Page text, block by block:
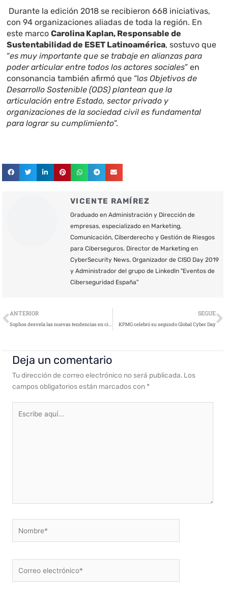
Durante la edición 2018 se recibieron 668 iniciativas,
con 94 organizaciones aliadas de toda la región. En
este marcoCarolina Kaplan, Responsable de
Sustentabilidad de ESET Latinoamérica, sostuvo que
“es muy importante que se trabaje en alianzas para
poder articular entre todos los actores sociales” en
consonancia también afirmó que “los Objetivos de
Desarrollo Sostenible (ODS) plantean que la
articulación entre Estado, sector privado y
organizaciones de la sociedad civil es fundamental
para lograr su cumplimiento”.
VICENTE RAMÍREZ
Graduado en Administración y Dirección de
empresas, especializado en Marketing,
Comunicación, Ciberderecho y Gestión de Riesgos
para Ciberseguros. Director de Marketing en
CyberSecurity News, Organizador de CISO Day 2019
y Administrador del grupo de LinkedIn "Eventos de
Ciberseguridad España"
Ant
ANTERIOR
Sophos desvela las nuevas tendencias en ciberseguridad para 2019
SEGUE
KPMG celebró su segundo Global Cyber Day
Deja un comentario
Tu dirección de correo electrónico no será publicada. Los
campos obligatorios están marcados con *
aquí...
electrónico*